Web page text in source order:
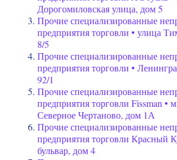
Дорогомиловская улица, дом 5
Прочие специализированные
предприятия торговли • улица
8/5
Прочие специализированные
предприятия торговли •
92/1
Прочие специализированные
предприятия торговли Fissman •
Северное Чертаново, дом 1А
Прочие специализированные
предприятия торговли Красный
бульвар, дом 4